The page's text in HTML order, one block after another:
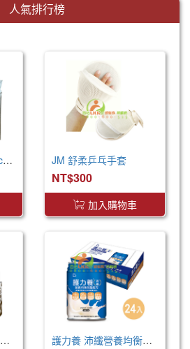
人氣排行榜
包如意看護墊 65x75cm (120片/箱) 產褥墊 看護墊 寵物墊 JM 舒柔乒乓手套
NT$300
加入購物車
來復易 透氣防漏超安心魔術氈紙尿褲(S)(22片 X 4包) 護力養 沛纖營養均衡完整配方(250ml x24罐 x2箱)